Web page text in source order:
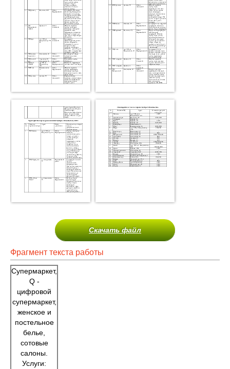
Скачать файл
Фрагмент текста работы
Супермаркет,
Q -
цифровой
супермаркет,
женское и
постельное
белье,
сотовые
салоны.
Услуги: